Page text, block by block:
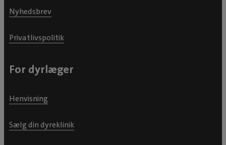
Nyhedsbrev
Privatlivspolitik
For dyrlæger
Henvisning
Sælg din dyreklinik